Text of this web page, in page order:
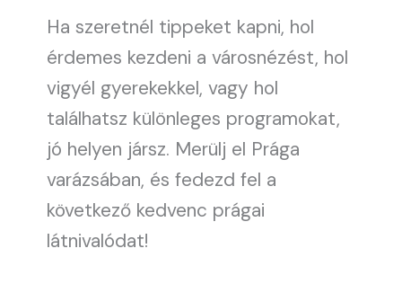
Ha szeretnél tippeket kapni, hol
érdemes kezdeni a városnézést, hol
vigyél gyerekekkel, vagy hol
találhatsz különleges programokat,
jó helyen jársz. Merülj el Prága
varázsában, és fedezd fel a
következő kedvenc prágai
látnivalódat!